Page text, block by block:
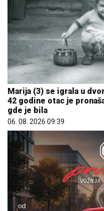
Marija (3) se igrala u
42 godine otac je
gde je bila
06. 08. 2026 09:39